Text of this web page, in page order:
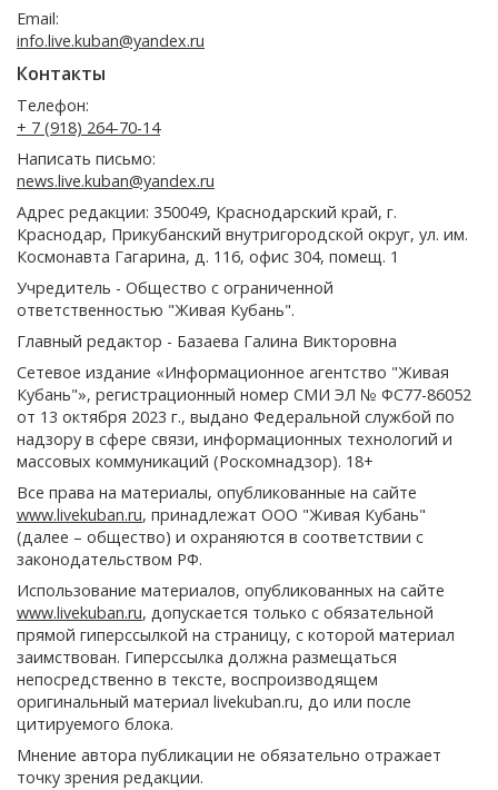
Email:
info.live.kuban@yandex.ru
Контакты
Телефон:
+ 7 (918) 264-70-14
Написать письмо:
news.live.kuban@yandex.ru
Адрес редакции: 350049, Краснодарский край, г.
Краснодар, Прикубанский внутригородской округ, ул. им.
Космонавта Гагарина, д. 116, офис 304, помещ. 1
Учредитель - Общество с ограниченной
ответственностью "Живая Кубань".
Главный редактор - Базаева Галина Викторовна
Сетевое издание «Информационное агентство "Живая
Кубань"», регистрационный номер СМИ ЭЛ № ФС77-86052
от 13 октября 2023 г., выдано Федеральной службой по
надзору в сфере связи, информационных технологий и
массовых коммуникаций (Роскомнадзор). 18+
Все права на материалы, опубликованные на сайте
www.livekuban.ru, принадлежат ООО "Живая Кубань"
(далее – общество) и охраняются в соответствии с
законодательством РФ.
Использование материалов, опубликованных на сайте
www.livekuban.ru, допускается только с обязательной
прямой гиперссылкой на страницу, с которой материал
заимствован. Гиперссылка должна размещаться
непосредственно в тексте, воспроизводящем
оригинальный материал livekuban.ru, до или после
цитируемого блока.
Мнение автора публикации не обязательно отражает
точку зрения редакции.